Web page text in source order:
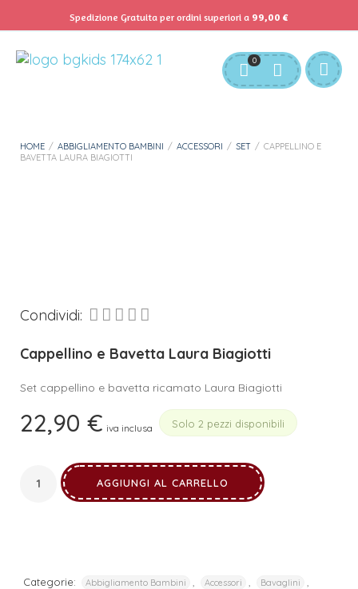
Servizio Clienti: info@bgkids.it +39 345 627 9165
Download APP B&G Kids
0
HOME / ABBIGLIAMENTO BAMBINI / ACCESSORI / SET / CAPPELLINO E
BAVETTA LAURA BIAGIOTTI
Condividi:
Cappellino e Bavetta Laura Biagiotti
Set cappellino e bavetta ricamato Laura Biagiotti
22,90 € iva inclusa Solo 2 pezzi disponibili
AGGIUNGI AL CARRELLO
Categorie: Abbigliamento Bambini Accessori Bavaglini
Spedizione Gratuita per ordini superiori a 99,00 €